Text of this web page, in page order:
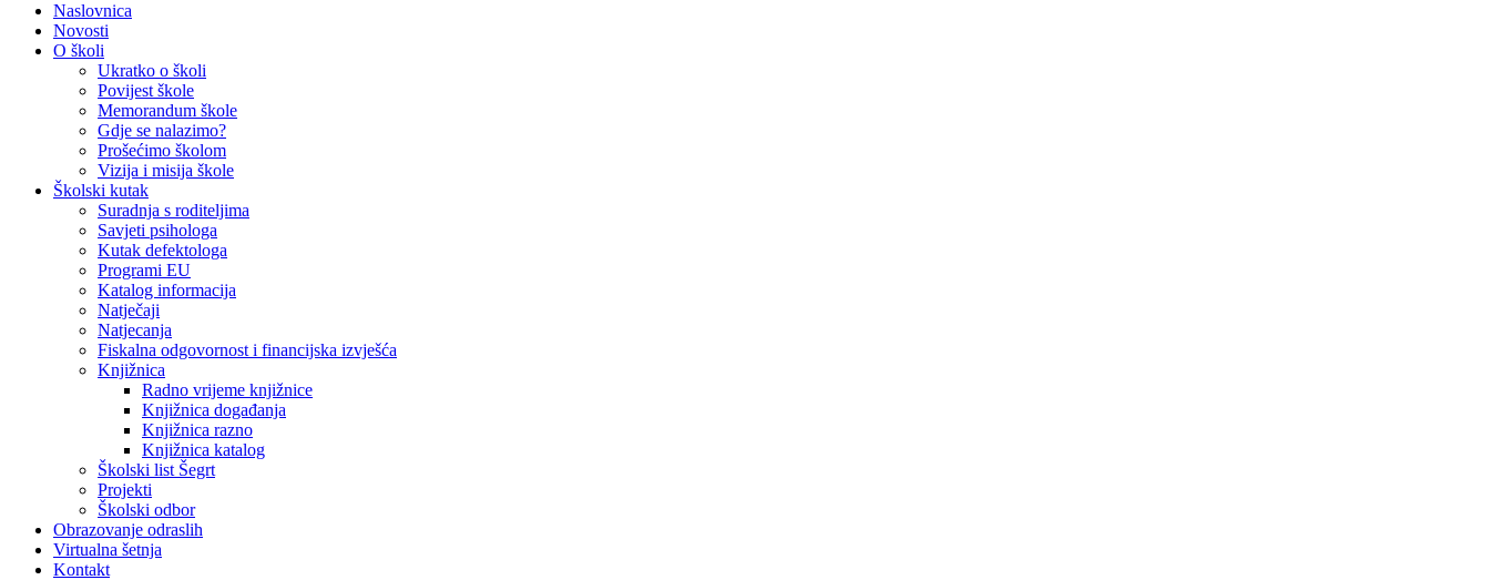
Naslovnica
Novosti
O školi
Ukratko o školi
Povijest škole
Memorandum škole
Gdje se nalazimo?
Prošećimo školom
Vizija i misija škole
Školski kutak
Suradnja s roditeljima
Savjeti psihologa
Kutak defektologa
Programi EU
Katalog informacija
Natječaji
Natjecanja
Fiskalna odgovornost i financijska izvješća
Knjižnica
Radno vrijeme knjižnice
Knjižnica događanja
Knjižnica razno
Knjižnica katalog
Školski list Šegrt
Projekti
Školski odbor
Obrazovanje odraslih
Virtualna šetnja
Kontakt